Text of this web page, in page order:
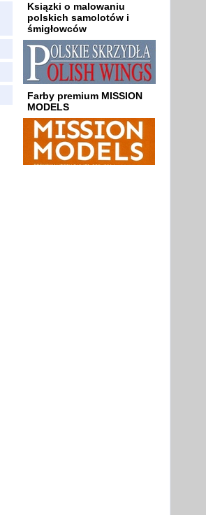
Ksiązki o malowaniu
polskich samolotów i
śmigłowców
Farby premium MISSION
MODELS